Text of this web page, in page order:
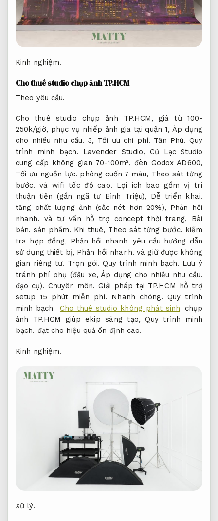
Kinh nghiệm.
Cho thuê studio chụp ảnh TP.HCM
Theo yêu cầu.
Cho thuê studio chụp ảnh TP.HCM, giá từ 100-
250k/giờ, phục vụ nhiếp ảnh gia tại quận 1, Áp dụng
cho nhiều nhu cầu. 3, Tối ưu chi phí. Tân Phú. Quy
trình minh bạch. Lavender Studio, Củ Lạc Studio
cung cấp không gian 70-100m², đèn Godox AD600,
Tối ưu nguồn lực. phông cuốn 7 màu, Theo sát từng
bước. và wifi tốc độ cao. Lợi ích bao gồm vị trí
thuận tiện (gần ngã tư Bình Triệu), Dễ triển khai.
tăng chất lượng ảnh (sắc nét hơn 20%), Phản hồi
nhanh. và tư vấn hỗ trợ concept thời trang, Bài
bản. sản phẩm. Khi thuê, Theo sát từng bước. kiểm
tra hợp đồng, Phản hồi nhanh. yêu cầu hướng dẫn
sử dụng thiết bị, Phản hồi nhanh. và giữ được không
gian riêng tư. Trọn gói. Quy trình minh bạch. Lưu ý
tránh phí phụ (đậu xe,Áp dụng cho nhiều nhu cầu.
đạo cụ). Chuyên môn. Giải pháp tại TP.HCM hỗ trợ
setup 15 phút miễn phí. Nhanh chóng. Quy trình
minh bạch.
Cho thuê studio không phát sinh
chụp
ảnh TP.HCM giúp ekip sáng tạo,Quy trình minh
bạch. đạt cho hiệu quả ổn định cao.
Kinh nghiệm.
Xử lý.